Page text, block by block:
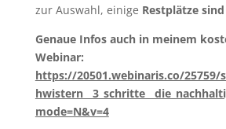
zur Auswahl, einige Restplätze
Genaue Infos auch in meinem
Webinar:
https://20501.webinaris.co/25759/
mode=N&v=4